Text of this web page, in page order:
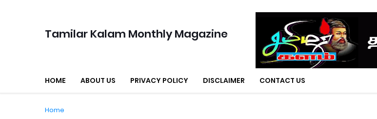
Tamilar Kalam Monthly Magazine
HOME ABOUT US PRIVACY POLICY DISCLAIMER CONTACT US
Home